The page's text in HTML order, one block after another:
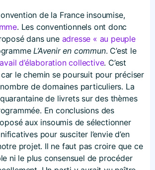
de la France insoumise,
. Les conventionnels ont donc
dans une adresse « au peuple
L’Avenir en commun. C’est le
d’élaboration collective. C’est
le chemin se poursuit pour préciser
de domaines particuliers. La
de livrets sur des thèmes
En conclusions des
aux insoumis de sélectionner
pour susciter l’envie d’en
projet. Il ne faut pas croire que ce
ni le plus consensuel de procéder